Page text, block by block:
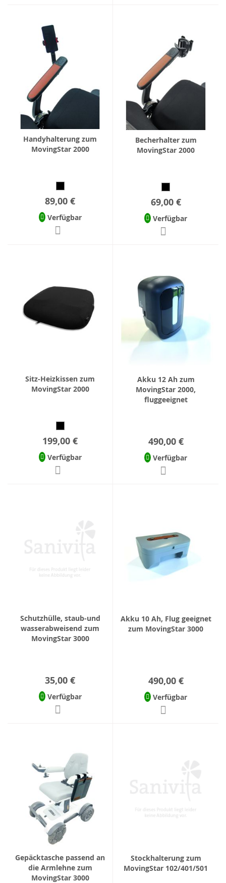
Handyhalterung zum
MovingStar 2000
89,00 €
Verfügbar
Becherhalter zum
MovingStar 2000
69,00 €
Verfügbar
Sitz-Heizkissen zum
MovingStar 2000
199,00 €
Verfügbar
Akku 12 Ah zum
MovingStar 2000,
fluggeeignet
490,00 €
Verfügbar
Schutzhülle, staub-und
wasserabweisend zum
MovingStar 3000
35,00 €
Verfügbar
Akku 10 Ah, Flug geeignet
zum MovingStar 3000
490,00 €
Verfügbar
Gepäcktasche passend an
die Armlehne zum
MovingStar 3000
Stockhalterung zum
MovingStar 102/401/501